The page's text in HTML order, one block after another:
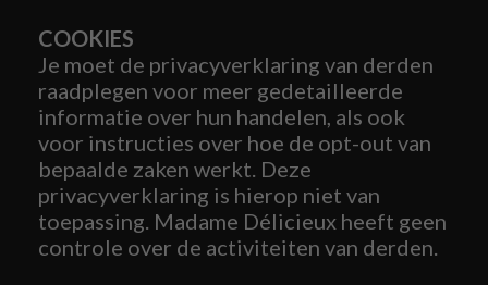
COOKIES
Je moet de privacyverklaring van derden
raadplegen voor meer gedetailleerde
informatie over hun handelen, als ook
voor instructies over hoe de opt-out van
bepaalde zaken werkt. Deze
privacyverklaring is hierop niet van
toepassing. Madame Délicieux heeft geen
controle over de activiteiten van derden.